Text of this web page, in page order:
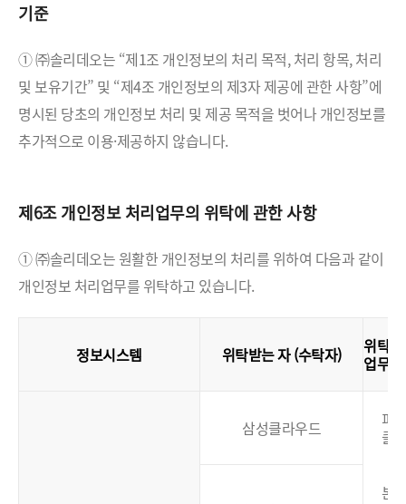
기준
① ㈜솔리데오는 “제1조 개인정보의 처리 목적, 처리 항목, 처리
및 보유기간” 및 “제4조 개인정보의 제3자 제공에 관한 사항”에
명시된 당초의 개인정보 처리 및 제공 목적을 벗어나 개인정보를
추가적으로 이용·제공하지 않습니다.
제6조 개인정보 처리업무의 위탁에 관한 사항
① ㈜솔리데오는 원활한 개인정보의 처리를 위하여 다음과 같이
개인정보 처리업무를 위탁하고 있습니다.
정보시스템 위탁받는 자 (수탁자)
위탁
업무
삼성클라우드
피
클
본